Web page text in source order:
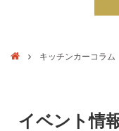
キッチンカーコラム
イベント情